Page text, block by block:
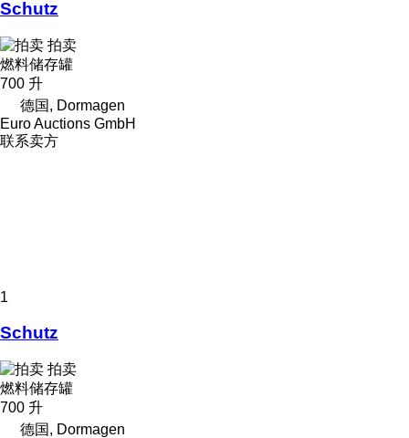
Schutz
拍卖
燃料储存罐
700 升
德国, Dormagen
Euro Auctions GmbH
联系卖方
1
Schutz
拍卖
燃料储存罐
700 升
德国, Dormagen